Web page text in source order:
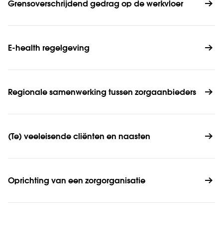
Grensoverschrijdend gedrag op de werkvloer
E-health regelgeving
Regionale samenwerking tussen zorgaanbieders
(Te) veeleisende cliënten en naasten
Oprichting van een zorgorganisatie